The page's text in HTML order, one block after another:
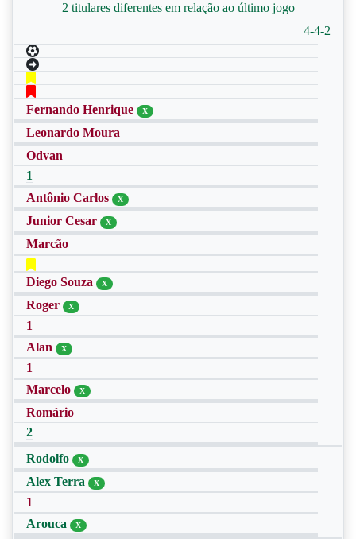
2 titulares diferentes em relação ao último jogo
4-4-2
Fernando Henrique X
Leonardo Moura
Odvan
1
Antônio Carlos
X
Junior Cesar X
Marcão
Diego Souza X
Roger X
1
Alan
X
1
Marcelo
X
Romário
2
Rodolfo
X
Alex Terra X
1
Arouca
X